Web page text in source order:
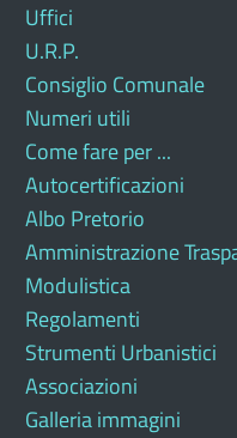
Uffici
U.R.P.
Consiglio Comunale
Numeri utili
Come fare per ...
Autocertificazioni
Albo Pretorio
Amministrazione
Modulistica
Regolamenti
Strumenti Urbanistici
Associazioni
Galleria immagini